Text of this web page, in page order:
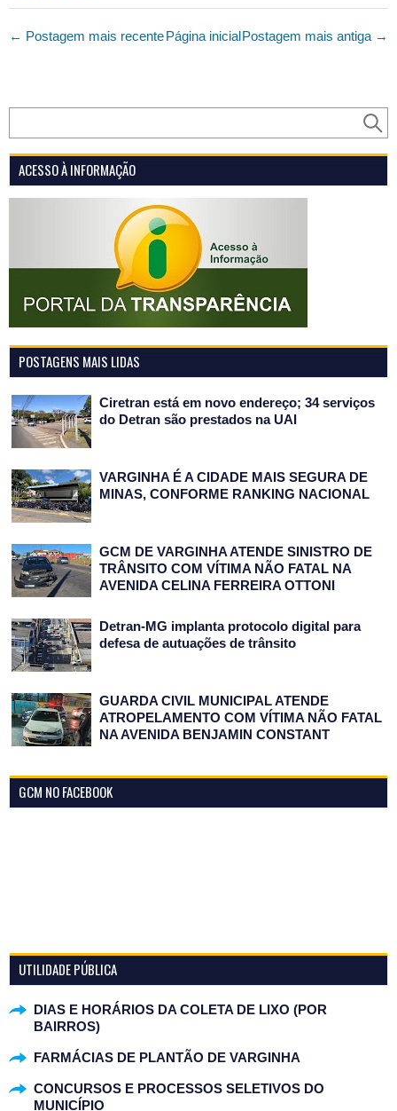
← Postagem mais recente Postagem mais antiga →
Página inicial
ACESSO À INFORMAÇÃO
POSTAGENS MAIS LIDAS
Ciretran está em novo endereço; 34 serviços
do Detran são prestados na UAI
VARGINHA É A CIDADE MAIS SEGURA DE
MINAS, CONFORME RANKING NACIONAL
GCM DE VARGINHA ATENDE SINISTRO DE
TRÂNSITO COM VÍTIMA NÃO FATAL NA
AVENIDA CELINA FERREIRA OTTONI
Detran-MG implanta protocolo digital para
defesa de autuações de trânsito
GUARDA CIVIL MUNICIPAL ATENDE
ATROPELAMENTO COM VÍTIMA NÃO FATAL
NA AVENIDA BENJAMIN CONSTANT
GCM NO FACEBOOK
UTILIDADE PÚBLICA
DIAS E HORÁRIOS DA COLETA DE LIXO (POR
BAIRROS)
FARMÁCIAS DE PLANTÃO DE VARGINHA
CONCURSOS E PROCESSOS SELETIVOS DO
MUNICÍPIO